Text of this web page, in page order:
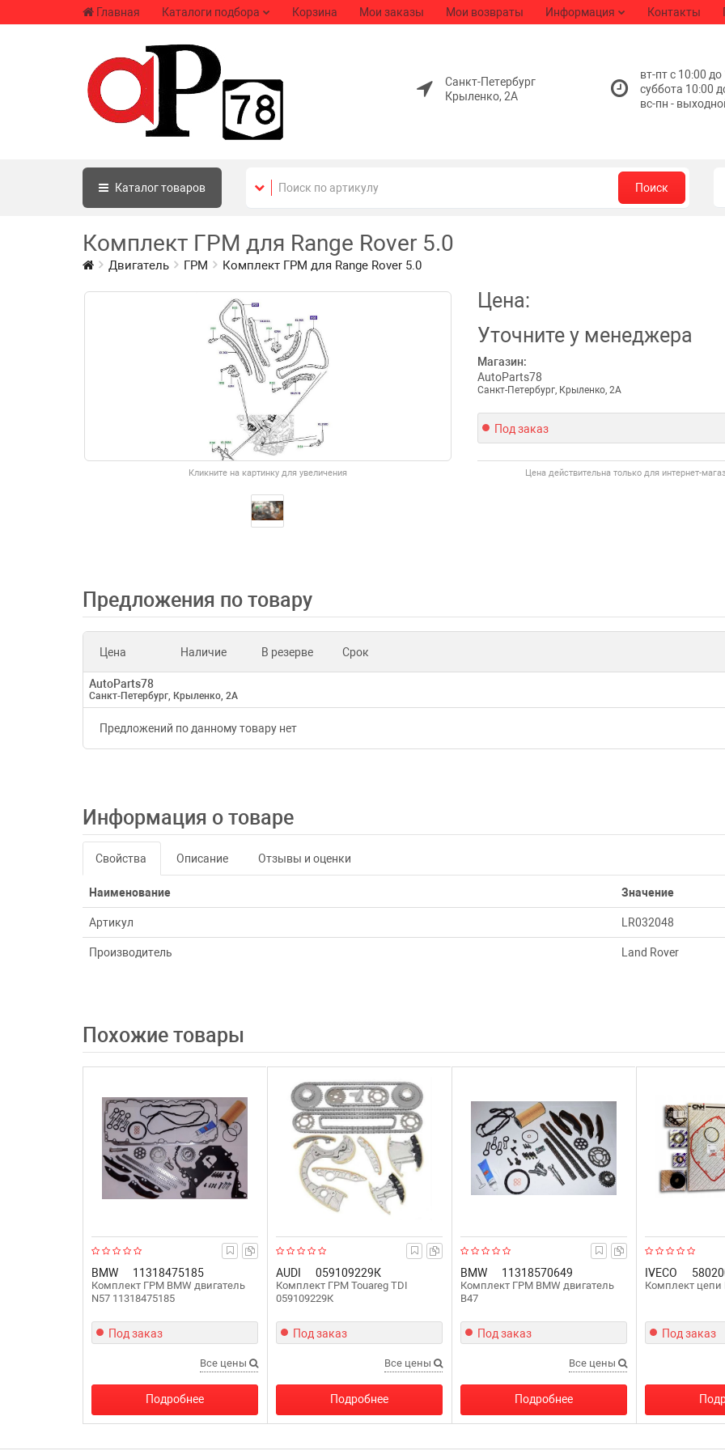
Главная Каталоги подбора Корзина Мои заказы Мои возвраты Информация Контакты
Санкт-Петербург
Крыленко, 2А
вт-пт с 10:00 до
суббота 10:00
вс-пн -
Каталогтоваров Поиск
Комплект ГРМ для Range Rover 5.0
Двигатель ГРМ Комплект ГРМ для Range Rover 5.0
Кликните на картинку для увеличения
Цена:
Уточнитеу менеджера
Магазин:
AutoParts78
Санкт-Петербург, Крыленко, 2А
Под заказ
Цена действительна только для интернет-
Предложения по товару
Цена Наличие В резерве Срок
AutoParts78
Санкт-Петербург, Крыленко, 2А
Предложений по данному товару нет
Информация о товаре
Свойства Описание Отзывы и оценки
Наименование Значение
Артикул LR032048
Производитель Land Rover
Похожие товары
BMW 11318475185
Комплект ГРМ BMW двигатель
N57 11318475185
Под заказ
Все цены
Подробнее
AUDI 059109229К
Комплект ГРМ Touareg TDI
059109229К
Под заказ
Все цены
Подробнее
BMW 11318570649
Комплект ГРМ BMW двигатель
B47
Под заказ
Все цены
Подробнее
IVECO
Комплект цепи
Под заказ